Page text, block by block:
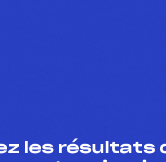
les résultats